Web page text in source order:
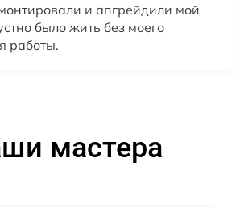
и апгрейдили мой
было жить без моего
работы.
мастера